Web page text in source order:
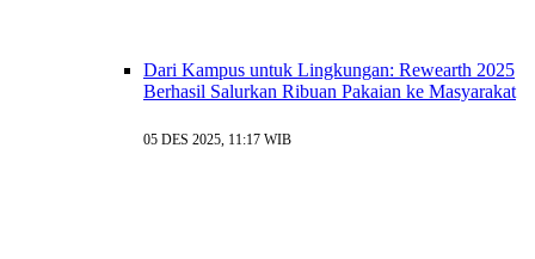
Dari Kampus untuk Lingkungan: Rewearth 2025
Berhasil Salurkan Ribuan Pakaian ke Masyarakat
05 DES 2025, 11:17 WIB